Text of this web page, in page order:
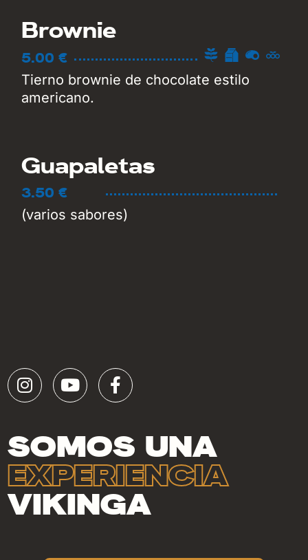
Brownie
5.00 €
Tierno brownie de chocolate estilo
americano.
Guapaletas
3.50 €
(varios sabores)
SOMOS UNA
EXPERIENCIA
VIKINGA